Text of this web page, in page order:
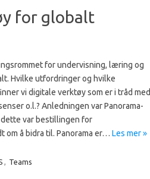
for globalt
for undervisning, læring og
Hvilke utfordringer og hvilke
vi digitale verktøy som er i tråd med
o.l.? Anledningen var Panorama-
dette var bestillingen for
om å bidra til. Panorama er… Les mer »
, Teams